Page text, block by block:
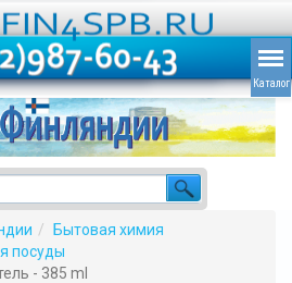
Бытовая химия
посуды
- 385 ml